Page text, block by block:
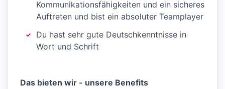
Kommunikations­fähigkeiten und ein sicheres
Auftreten und bist ein absoluter Teamplayer
Du hast sehr gute Deutschkenntnisse in
Wort und Schrift
Das bieten wir - unsere Benefits